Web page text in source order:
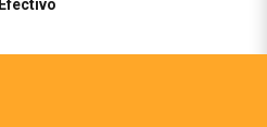
Efectivo